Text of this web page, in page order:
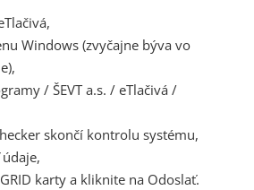
Windows (zvyčajne býva vo
/ ŠEVT a.s. / eTlačivá /
skončí kontrolu systému,
karty a kliknite na Odoslať.